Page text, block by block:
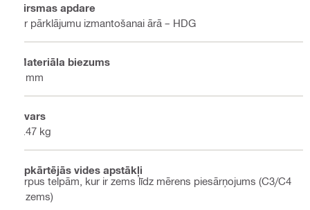
Virsmas apdare
Ar pārklājumu izmantošanai ārā – HDG
Materiāla biezums
4 mm
Svars
0.47 kg
Apkārtējās vides apstākļi
Ārpus telpām, kur ir zems līdz mērens piesārņojums (C3/C4
– zems)